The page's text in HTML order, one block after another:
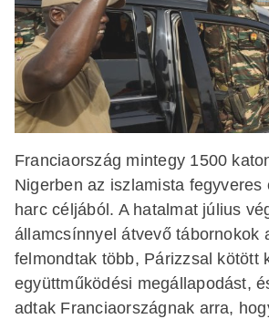
Franciaország mintegy 1500
Nigerben az iszlamista fegyveres
harc céljából. A hatalmat július
államcsínnyel átvevő tábornokok
felmondtak több, Párizzsal kötött
együttműködési megállapodást,
adtak Franciaországnak arra,